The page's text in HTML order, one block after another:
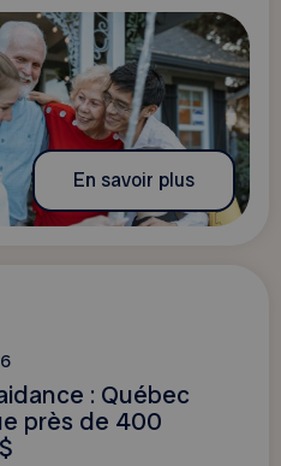
En savoir plus
: Québec
près de 400